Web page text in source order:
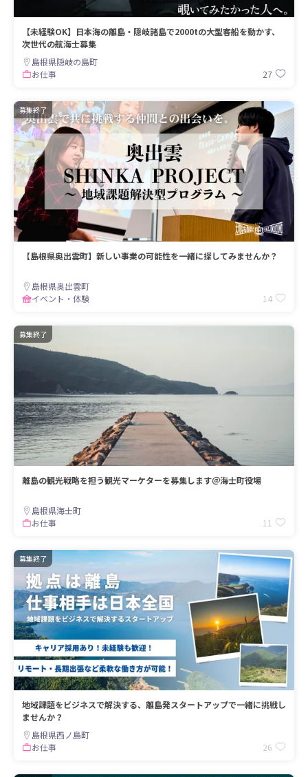
【未経験OK】日本海の離島・隠岐諸島で2000tの大型客船を動かす、
次世代の航海士募集
島根県隠岐の島町
お仕事
27
募集終了
【島根県奥出雲町】新しい事業の可能性を一緒に探してみませんか？
島根県奥出雲町
イベント・体験
14
募集終了
離島の観光戦略を担う観光マーケターを募集します＠海士町役場
島根県海士町
お仕事
11
募集終了
地域課題をビジネスで解決する、離島発スタートアップで一緒に挑戦し
ませんか？
島根県西ノ島町
お仕事
26